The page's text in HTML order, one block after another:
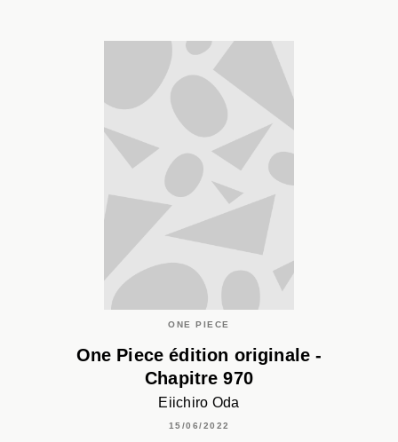
ONE PIECE
One Piece édition originale -
Chapitre 970
Eiichiro Oda
15/06/2022